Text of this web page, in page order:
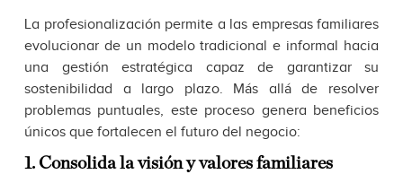
La profesionalización permite a las empresas familiares
evolucionar de un modelo tradicional e informal hacia
una gestión estratégica capaz de garantizar su
sostenibilidad a largo plazo. Más allá de resolver
problemas puntuales, este proceso genera beneficios
únicos que fortalecen el futuro del negocio:
1. Consolida la visión y valores familiares